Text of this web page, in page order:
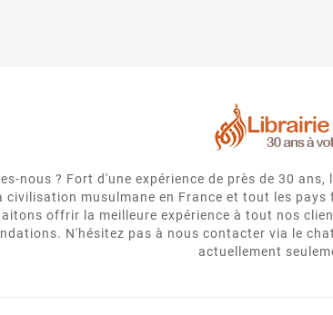
nous ? Fort d'une expérience de près de 30
civilisation musulmane en France et tout les
offrir la meilleure expérience à tout nos
N'hésitez pas à nous contacter via le
actuellement